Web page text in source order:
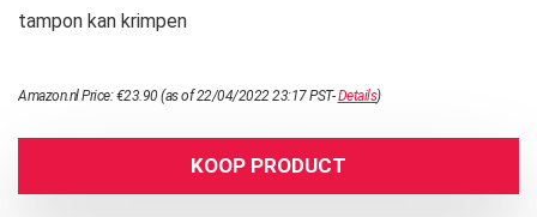
tampon kan krimpen
Amazon.nl Price:€23.90(as of 22/04/2022 23:17 PST-Details)
KOOP PRODUCT